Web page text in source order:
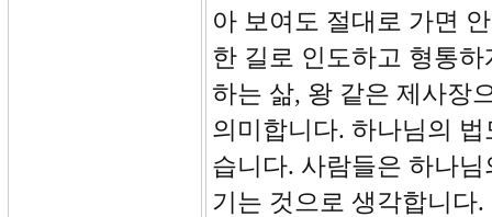
아 보여도 절대로 가면
한 길로 인도하고 형통
하는 삶, 왕 같은 제사장
의미합니다. 하나님의
습니다. 사람들은 하나
기는 것으로 생각합니다